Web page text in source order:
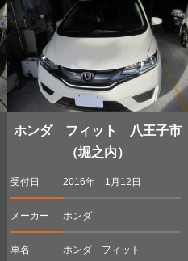
ホンダ フィット 八王子市
（堀之内）
受付日 2016年 1月12日
メーカー ホンダ
車名 ホンダ フィット